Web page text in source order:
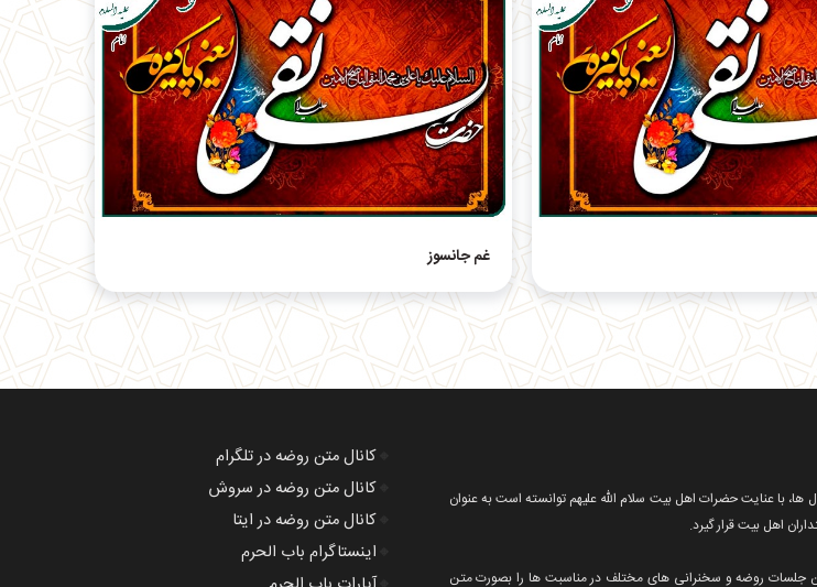
غم جانسوز
این سال ها، با عنایت حضرات اهل بیت سلام الله علیهم توانسته است به عنوان
اهل بیت قرار گیرد.
جلسات روضه و سخنرانی های مختلف در مناسبت ها را بصورت متن
🔸کانال متن روضه در تلگرام
🔸کانال متن روضه در سروش
🔸کانال متن روضه در ایتا
اینستاگرام باب الحرم